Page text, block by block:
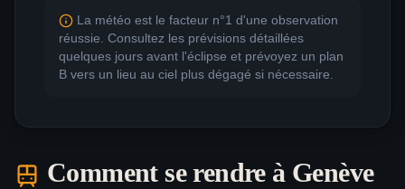
La météo est le facteur n°1 d'une observation
réussie. Consultez les prévisions détaillées
quelques jours avant l'éclipse et prévoyez un plan
B vers un lieu au ciel plus dégagé si nécessaire.
Comment se rendre à Genève